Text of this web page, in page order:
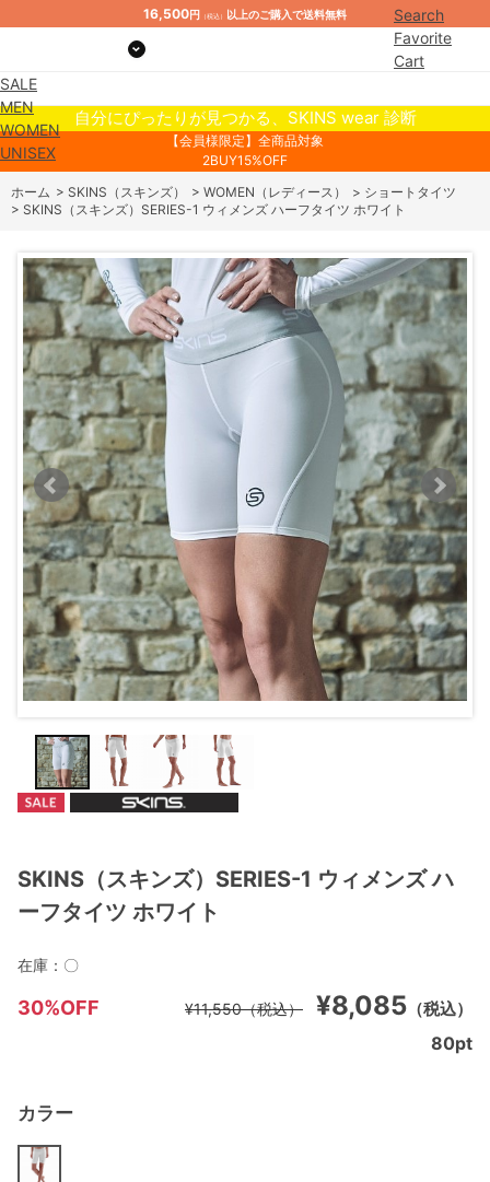
16,500円 （税込） 以上のご購入で送料無料
Search
Favorite
Cart
SALE
MEN
WOMEN
UNISEX
自分にぴったりが見つかる、SKINS wear 診断
【会員様限定】全商品対象
2BUY15%OFF
ホーム > SKINS（スキンズ） > WOMEN（レディース） > ショートタイツ
> SKINS（スキンズ）SERIES-1 ウィメンズ ハーフタイツ ホワイト
SKINS（スキンズ）SERIES-1 ウィメンズ ハ
ーフタイツ ホワイト
30%OFF ¥8,085 （税込）
¥11,550（税込）
カラー
在庫： 〇
80pt